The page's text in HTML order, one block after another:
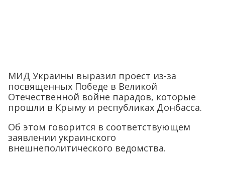
МИД Украины выразил проест из-за
посвященных Победе в Великой
Отечественной войне парадов, которые
прошли в Крыму и республиках Донбасса.
Об этом говорится в соответствующем
заявлении украинского
внешнеполитического ведомства.